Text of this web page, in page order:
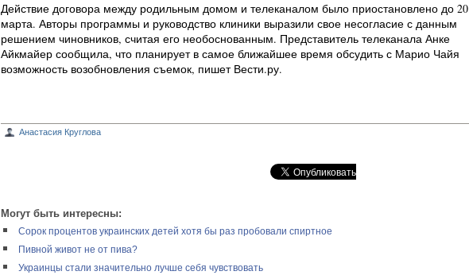
Действие договора между родильным домом и телеканалом было приостановлено до 20
марта. Авторы программы и руководство клиники выразили свое несогласие с данным
решением чиновников, считая его необоснованным. Представитель телеканала Анке
Айкмайер сообщила, что планирует в самое ближайшее время обсудить с Марио Чайя
возможность возобновления съемок, пишет Вести.ру.
Анастасия Круглова
Могут быть интересны:
Сорок процентов украинских детей хотя бы раз пробовали спиртное
Пивной живот не от пива?
Украинцы стали значительно лучше себя чувствовать